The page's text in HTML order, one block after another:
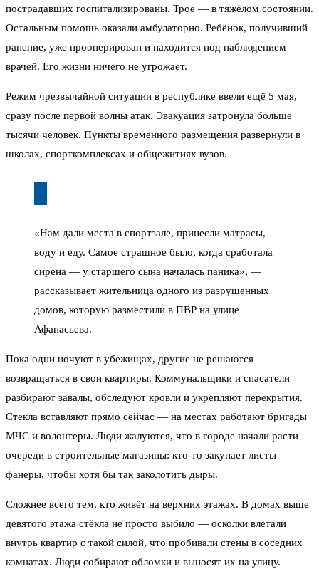
пострадавших госпитализированы. Трое — в тяжёлом состоянии.
Остальным помощь оказали амбулаторно. Ребёнок, получивший
ранение, уже прооперирован и находится под наблюдением
врачей. Его жизни ничего не угрожает.
Режим чрезвычайной ситуации в республике ввели ещё 5 мая,
сразу после первой волны атак. Эвакуация затронула больше
тысячи человек. Пункты временного размещения развернули в
школах, спорткомплексах и общежитиях вузов.
«Нам дали места в спортзале, принесли матрасы,
воду и еду. Самое страшное было, когда сработала
сирена — у старшего сына началась паника», —
рассказывает жительница одного из разрушенных
домов, которую разместили в ПВР на улице
Афанасьева.
Пока одни ночуют в убежищах, другие не решаются
возвращаться в свои квартиры. Коммунальщики и спасатели
разбирают завалы, обследуют кровли и укрепляют перекрытия.
Стекла вставляют прямо сейчас — на местах работают бригады
МЧС и волонтеры. Люди жалуются, что в городе начали расти
очереди в строительные магазины: кто-то закупает листы
фанеры, чтобы хотя бы так заколотить дыры.
Сложнее всего тем, кто живёт на верхних этажах. В домах выше
девятого этажа стёкла не просто выбило — осколки влетали
внутрь квартир с такой силой, что пробивали стены в соседних
комнатах. Люди собирают обломки и выносят их на улицу.